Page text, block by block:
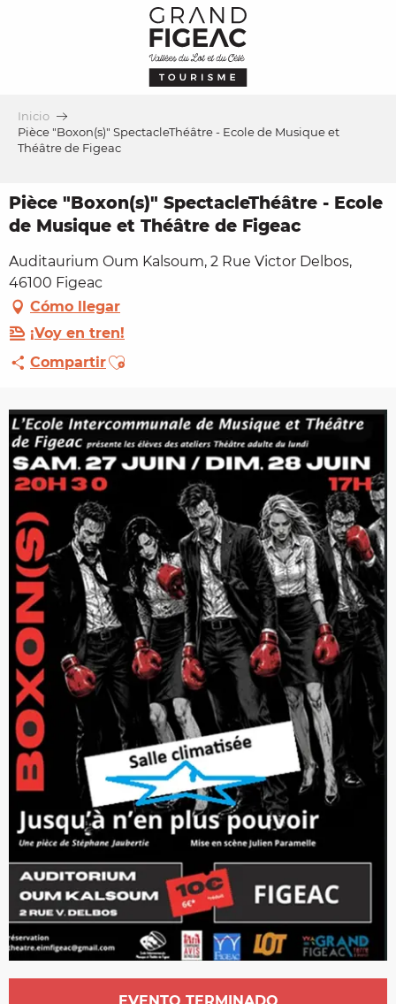
Inicio
Pièce "Boxon(s)" SpectacleThéâtre - Ecole de Musique et
Théâtre de Figeac
Pièce "Boxon(s)" SpectacleThéâtre - Ecole
de Musique et Théâtre de Figeac
Auditaurium Oum Kalsoum, 2 Rue Victor Delbos,
46100 Figeac
Cómo llegar
¡Voy en tren!
CompartirAjouter aux favoris
Horarios y datos de contacto
EVENTO TERMINADO